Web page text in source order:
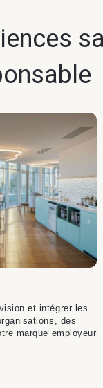
et intégrer les
des
marque employeur